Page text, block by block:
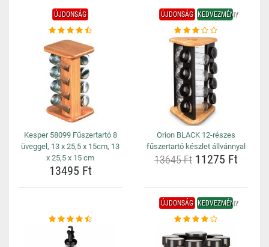
ÚJDONSÁG
Kesper 58099 Fűszertartó 8
üveggel, 13 x 25,5 x 15cm, 13
x 25,5 x 15 cm
13495 Ft
ÚJDONSÁG KEDVEZMÉNY
Orion BLACK 12-részes
fűszertartó készlet állvánnyal
13645 Ft11275 Ft
ÚJDONSÁG KEDVEZMÉNY